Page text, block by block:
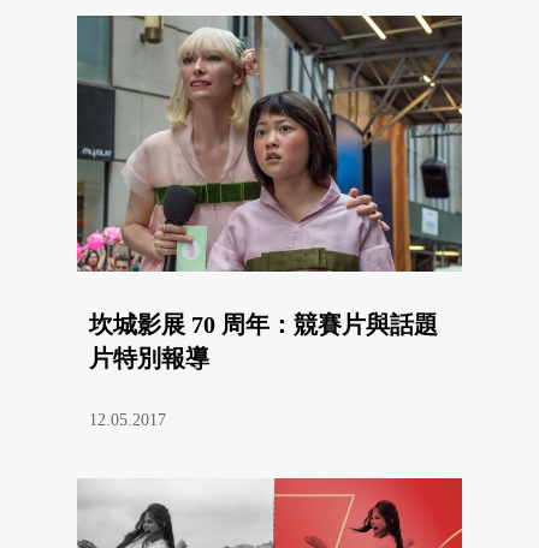
坎城影展 70 周年：競賽片與話題
片特別報導
12.05.2017